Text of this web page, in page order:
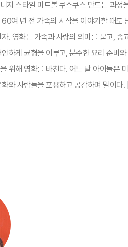
지 스타일 미트볼 쿠스쿠스 만드는 과
여 년 전 가족의 시작을 이야기할 때도
. 영화는 가족과 사랑의 의미를 묻고,
하게 균형을 이루고, 분주한 요리 준비
위해 영화를 바친다. 어느 날 아이들은
와 사람들을 포용하고 공감하며 말이다